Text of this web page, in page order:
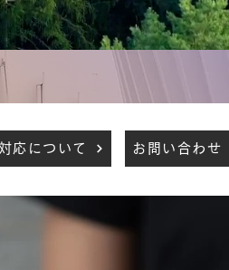
応について お問い合わせ